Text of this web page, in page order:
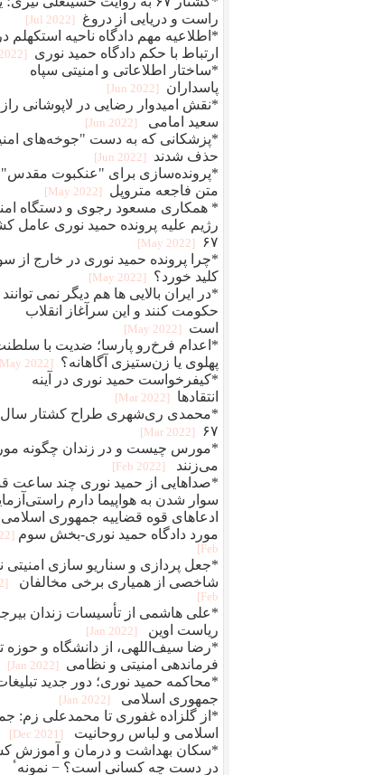
راست و دریایی از دروغ
[2022 Jul]
*اطلاعیه مهم دادگاه ناحیه استکهلم در
ارتباط با حکم دادگاه حمید نوری
[2022 Jul]
*ساختار اطلاعاتی و امنیتی سپاه
پاسداران
[2022 Jun]
*نقش امیدوار رضایی در لاپوشانی
سعید امامی
[2022 Jun]
*پزشکانی که به دست "جوخه‌های
حذف شدند
[2022 Jun]
*پرونده‌سازی برای "عنکبوت مقدس"
متن فاجعه متروپل
[2022 May]
* همکاری مسعود رجوی و دستگاه
رژیم علیه پرونده حمید نوری عامل
۶۷
[2022 May]
*چرا پرونده حمید نوری در خارج از
کلید خورد؟
[2022 May]
*در ایران بالایی ها هم دیگر نمی توانند
حکومت کنند و این سرآغاز انقلاب
است
[2022 May]
*اعدام فرخ‌رو پارسا؛ ضديت با
پهلوی يا زن‌ستيزی آگاهانه؟
[2022 May]
*کیفرخواست حمید نوری در آینه
انتقادها
[2022 Mar]
*محمدی‌ ری‌شهری طراح کشتار سال
۶۷
[2022 Mar]
*مورس چیست و در زندان چگونه
می‌زنند
[2022 Feb]
*صداهایی از حمید نوری چند ساعت
سوار شدن به هواپیما دارم
ادعاهای قوه قضاییه جمهوری اسلامی
مورد دادگاه حمید نوری-بخش سوم
Feb]
*جعل پردازی و سناريو سازی امنيتی
شاخصی از همياری برخی مخالفان
Feb]
*علی هاشمی از تأسیسات زندان
ریاست اوین
[2022 Jan]
*رضا سیف‌اللهی، از دانشگاه و حوزه
فرماندهی امنیتی و نظامی
[2022 Jan]
*محاکمه حميد نوری؛ دور جديد
جمهوری اسلامی
[2022 Jan]
*از گلزاده غفوری تا محمدعلی زم:
اسلامی و لباس روحانیت
[2021 Dec]
*سکان بهداشت و درمان و آموزش
در دست چه کسانی است؟ − نمونهٴ